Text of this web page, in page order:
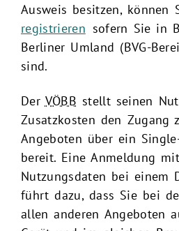
Ausweis besitzen, können
registrieren sofern Sie in
Berliner Umland (BVG-
sind.
Der VÖBB stellt seinen
Zusatzkosten den Zugang
Angeboten über ein
bereit. Eine Anmeldung
Nutzungsdaten bei einem
führt dazu, dass Sie bei
allen anderen Angeboten